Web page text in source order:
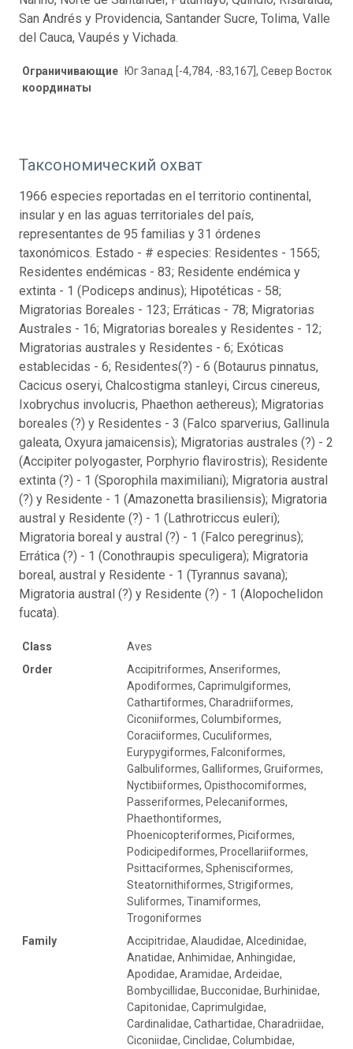
San Andrés y Providencia, Santander Sucre, Tolima, Valle
del Cauca, Vaupés y Vichada.
Ограничивающие
координаты
Юг Запад [-4,784, -83,167], Север Восток
Таксономический охват
1966 especies reportadas en el territorio continental,
insular y en las aguas territoriales del país,
representantes de 95 familias y 31 órdenes
taxonómicos. Estado - # especies: Residentes - 1565;
Residentes endémicas - 83; Residente endémica y
extinta - 1 (Podiceps andinus); Hipotéticas - 58;
Migratorias Boreales - 123; Erráticas - 78; Migratorias
Australes - 16; Migratorias boreales y Residentes - 12;
Migratorias australes y Residentes - 6; Exóticas
establecidas - 6; Residentes(?) - 6 (Botaurus pinnatus,
Cacicus oseryi, Chalcostigma stanleyi, Circus cinereus,
Ixobrychus involucris, Phaethon aethereus); Migratorias
boreales (?) y Residentes - 3 (Falco sparverius, Gallinula
galeata, Oxyura jamaicensis); Migratorias australes (?) - 2
(Accipiter polyogaster, Porphyrio flavirostris); Residente
extinta (?) - 1 (Sporophila maximiliani); Migratoria austral
(?) y Residente - 1 (Amazonetta brasiliensis); Migratoria
austral y Residente (?) - 1 (Lathrotriccus euleri);
Migratoria boreal y austral (?) - 1 (Falco peregrinus);
Errática (?) - 1 (Conothraupis speculigera); Migratoria
boreal, austral y Residente - 1 (Tyrannus savana);
Migratoria austral (?) y Residente (?) - 1 (Alopochelidon
fucata).
Class
Aves
Order
Accipitriformes, Anseriformes,
Apodiformes, Caprimulgiformes,
Cathartiformes, Charadriiformes,
Ciconiiformes, Columbiformes,
Coraciiformes, Cuculiformes,
Eurypygiformes, Falconiformes,
Galbuliformes, Galliformes, Gruiformes,
Nyctibiiformes, Opisthocomiformes,
Passeriformes, Pelecaniformes,
Phaethontiformes,
Phoenicopteriformes, Piciformes,
Podicipediformes, Procellariiformes,
Psittaciformes, Sphenisciformes,
Steatornithiformes, Strigiformes,
Suliformes, Tinamiformes,
Trogoniformes
Family
Accipitridae, Alaudidae, Alcedinidae,
Anatidae, Anhimidae, Anhingidae,
Apodidae, Aramidae, Ardeidae,
Bombycillidae, Bucconidae, Burhinidae,
Capitonidae, Caprimulgidae,
Cardinalidae, Cathartidae, Charadriidae,
Ciconiidae, Cinclidae, Columbidae,